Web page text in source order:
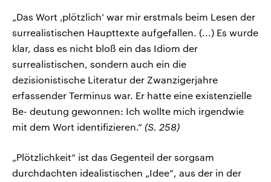
„Das Wort ‚plötzlich‘ war mir erstmals beim Lesen der
surrealistischen Haupttexte aufgefallen. (...) Es wurde
klar, dass es nicht bloß ein das Idiom der
surrealistischen, sondern auch ein die
dezisionistische Literatur der Zwanzigerjahre
erfassender Terminus war. Er hatte eine existenzielle
Be- deutung gewonnen: Ich wollte mich irgendwie
mit dem Wort identifizieren.“ (S. 258)
„Plötzlichkeit“ ist das Gegenteil der sorgsam
durchdachten idealistischen „Idee“, aus der in der